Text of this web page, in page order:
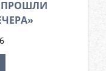
ПРОШЛИ